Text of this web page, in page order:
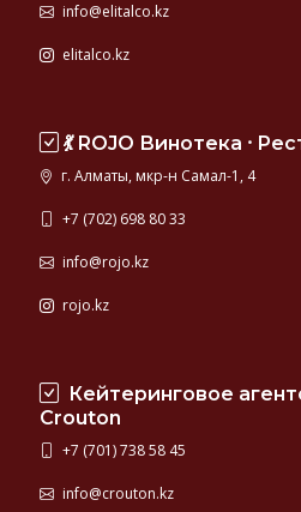
info@elitalco.kz
elitalco.kz
💃 ROJO Винотека ⸱
г. Алматы, мкр-н Самал-1, 4
+7 (702) 698 80 33
info@rojo.kz
rojo.kz
Кейтеринговое
Crouton
+7 (701) 738 58 45
info@crouton.kz